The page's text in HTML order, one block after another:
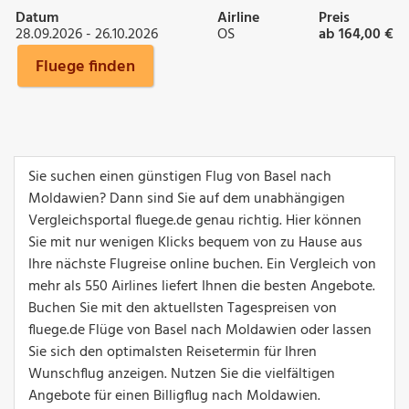
Datum
28.09.2026 - 26.10.2026
Airline
OS
Preis
ab 164,00 €
Fluege finden
Sie suchen einen günstigen Flug von Basel nach
Moldawien? Dann sind Sie auf dem unabhängigen
Vergleichsportal fluege.de genau richtig. Hier können
Sie mit nur wenigen Klicks bequem von zu Hause aus
Ihre nächste Flugreise online buchen. Ein Vergleich von
mehr als 550 Airlines liefert Ihnen die besten Angebote.
Buchen Sie mit den aktuellsten Tagespreisen von
fluege.de Flüge von Basel nach Moldawien oder lassen
Sie sich den optimalsten Reisetermin für Ihren
Wunschflug anzeigen. Nutzen Sie die vielfältigen
Angebote für einen Billigflug nach Moldawien.